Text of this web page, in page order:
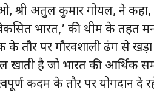
श्री अतुल कुमार गोयल, ने
भारत,’ की थीम के तहत
तौर पर गौरवशाली ढंग से खड़ा
खाती है जो भारत की आर्थिक
कदम के तौर पर योगदान दे